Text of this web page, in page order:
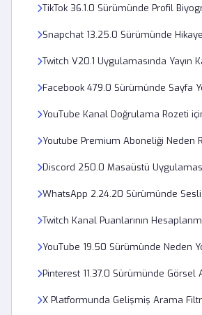
TikTok 36.1.0 Sürümünde Profil
Snapchat 13.25.0 Sürümünde
Twitch V20.1 Uygulamasında Yayın
Facebook 479.0 Sürümünde Sayfa
YouTube Kanal Doğrulama Rozeti
Youtube Premium Aboneliği Neden
Discord 250.0 Masaüstü
WhatsApp 2.24.20 Sürümünde Sesli
Twitch Kanal Puanlarının
YouTube 19.50 Sürümünde Neden
Pinterest 11.37.0 Sürümünde Görsel
X Platformunda Gelişmiş Arama